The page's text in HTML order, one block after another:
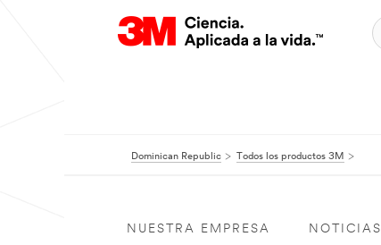
Dominican Republic Todos los productos 3M
NUESTRA EMPRESA NOTICIAS